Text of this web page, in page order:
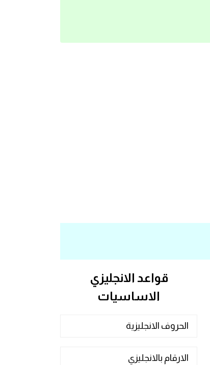
قواعد الانجليزي
الاساسيات
الحروف الانجليزية
الارقام بالانجليزي